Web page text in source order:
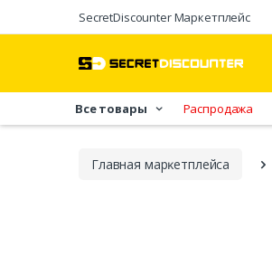
SecretDiscounter Маркетплейс
Все товары Распродажа
Главная марĸетплейса